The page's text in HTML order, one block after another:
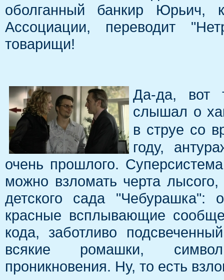
оболганный банкир Юрьич,
Ассоциации, переводит
товарищи!
Да-да, вот
слышал о
в струе со
году,
очень прошлого.
можно взломать черта
детского сада "Чебурашка":
красные всплывающие
кода, заботливо
всякие ромашки,
проникновения. Ну, то есть